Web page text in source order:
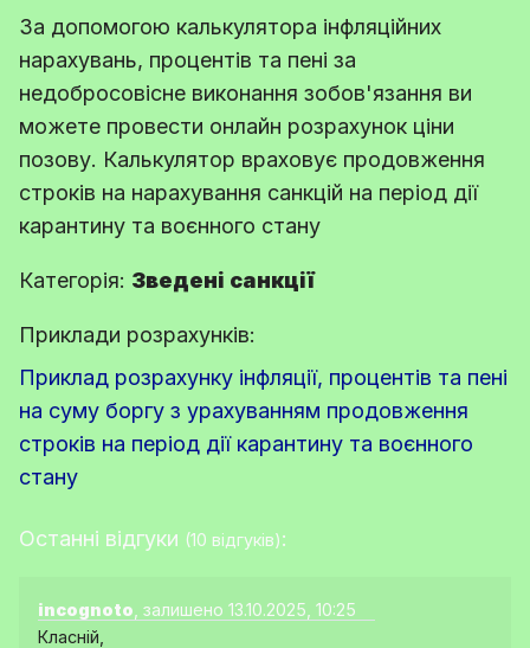
За допомогою калькулятора інфляційних
нарахувань, процентів та пені за
недобросовісне виконання зобов'язання ви
можете провести онлайн розрахунок ціни
позову. Калькулятор враховує продовження
строків на нарахування санкцій на період дії
карантину та воєнного стану
Категорія: Зведені санкції
Приклади розрахунків:
Приклад розрахунку інфляції, процентів та пені
на суму боргу з урахуванням продовження
строків на період дії карантину та воєнного
стану
Останні відгуки (10 відгуків):
incognoto , залишено 13.10.2025, 10:25
Класній,